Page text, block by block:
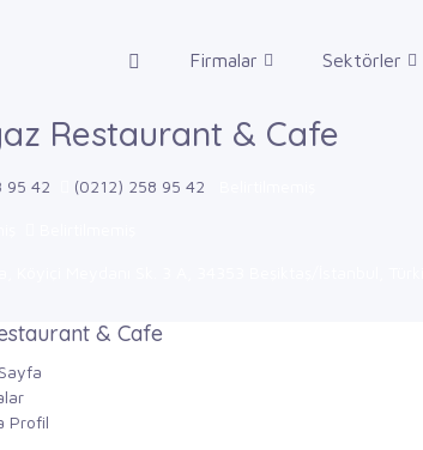
Firmalar Sektörler
Restaurant & Cafe
95 42 (0212) 258 95 42
& Cafe
Profil